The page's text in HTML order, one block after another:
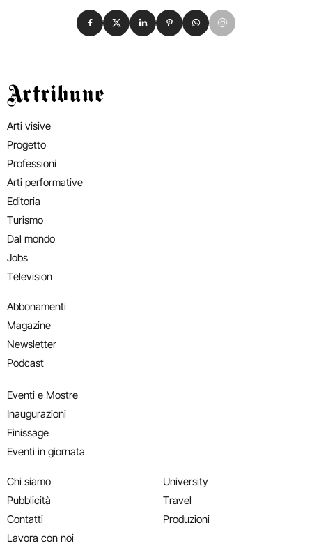
Condividi su Facebook
Condividi su X
Condividi su LinkedIn
Condividi su Pinterest
Condividi su WhatsApp
Condividi su Email
Artribune
Arti visive
Progetto
Professioni
Arti performative
Editoria
Turismo
Dal mondo
Jobs
Television
Abbonamenti
Magazine
Newsletter
Podcast
Eventi e Mostre
Inaugurazioni
Finissage
Eventi in giornata
Chi siamo
Pubblicità
Contatti
Lavora con noi
University
Travel
Produzioni